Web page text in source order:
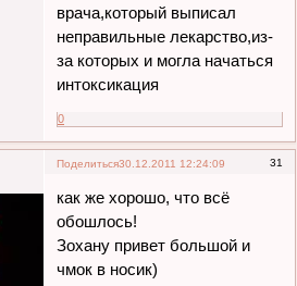
врача,который выписал
неправильные лекарство,из-
за которых и могла начаться
интоксикация
0
Поделиться 31
30.12.2011 12:24:09
как же хорошо, что всё
обошлось!
Зохану привет большой и
чмок в носик)